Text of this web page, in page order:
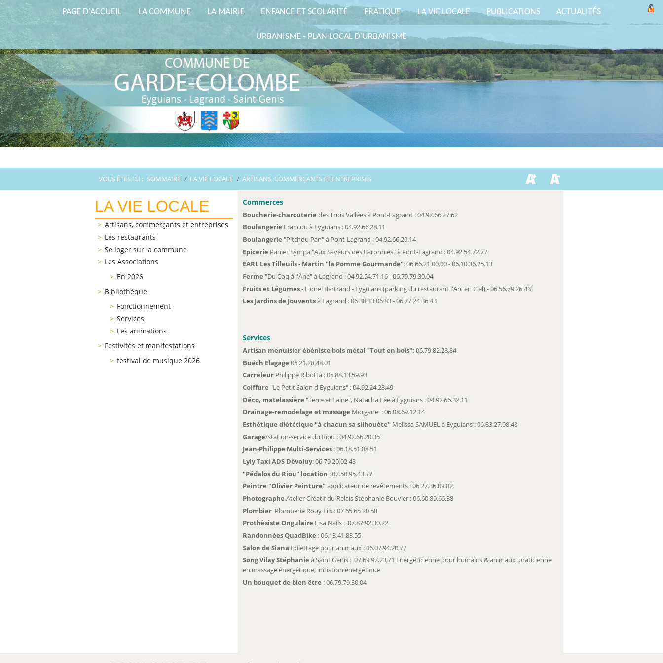
PAGE D'ACCUEIL LA COMMUNE LA MAIRIE ENFANCE ET SCOLARITÉ PRATIQUE LA VIE LOCALE PUBLICATIONS ACTUALITÉS
URBANISME - PLAN LOCAL D'URBANISME
VOUS ÊTES ICI : SOMMAIRE / LA VIE LOCALE / ARTISANS, COMMERÇANTS ET ENTREPRISES
LA VIE LOCALE
Artisans, commerçants et entreprises
Les restaurants
Se loger sur la commune
Les Associations
En 2026
Bibliothèque
Fonctionnement
Services
Les animations
Festivités et manifestations
festival de musique 2026
Commerces
Boucherie-charcuterie des Trois Vallées à Pont-Lagrand : 04.92.66.27.62
Boulangerie Francou à Eyguians : 04.92.66.28.11
Boulangerie "Pitchou Pan" à Pont-Lagrand : 04.92.66.20.14
Epicerie Panier Sympa "Aux Saveurs des Baronnies" à Pont-Lagrand : 04.92.54.72.77
EARL Les Tilleuils - Martin "la Pomme Gourmande": 06.66.21.00.00 - 06.10.36.25.13
Ferme "Du Coq à l'Âne" à Lagrand : 04.92.54.71.16 - 06.79.79.30.04
Fruits et Légumes- Lionel Bertrand - Eyguians (parking du restaurant l'Arc en Ciel) - 06.56.79.26.43
Les Jardins de Jouventsà Lagrand : 06 38 33 06 83 - 06 77 24 36 43
Services
Artisan menuisier ébéniste bois métal "Tout en bois": 06.79.82.28.84
Buëch Elagage 06.21.28.48.01
Carreleur Philippe Ribotta : 06.88.13.59.93
Coiffure "Le Petit Salon d'Eyguians" : 04.92.24.23.49
Déco, matelassière "Terre et Laine", Natacha Fée à Eyguians : 04.92.66.32.11
Drainage-remodelage et massage Morgane : 06.08.69.12.14
Esthétique diététique "à chacun sa silhouète" Melissa SAMUEL à Eyguians : 06.83.27.08.48
Garage/station-service du Riou : 04.92.66.20.35
Jean-Philippe Multi-Services : 06.18.51.88.51
Lyly Taxi ADS Dévoluy: 06 79 20 02 43
"Pédalos du Riou" location :07.50.95.43.77
Peintre "Olivier Peinture"applicateur de revêtements : 06.27.36.09.82
Photographe Atelier Créatif du Relais Stéphanie Bouvier : 06.60.89.66.38
Plombier Plomberie Rouy Fils : 07 65 65 20 58
Prothèsiste Ongulaire Lisa Nails : 07.87.92.30.22
Randonnées QuadBike : 06.13.41.83.55
Salon de Siana toilettage pour animaux : 06.07.94.20.77
Song VilayStéphanie à Saint Genis : 07.69.97.23.71 Energéticienne pour humains & animaux, praticienne
en massage énergétique, initiation énergétique
Un bouquet de bien être : 06.79.79.30.04